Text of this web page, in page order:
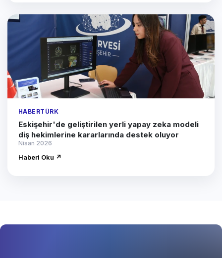
HABERTÜRK
Eskişehir'de geliştirilen yerli yapay zeka modeli
diş hekimlerine kararlarında destek oluyor
Nisan 2026
Haberi Oku ↗